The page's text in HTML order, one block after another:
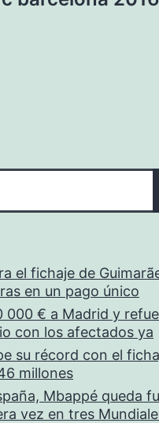
el fichaje de
en un pago único
000 € a Madrid y
con los afectados ya
su récord con el
millones
Mbappé queda
vez en tres